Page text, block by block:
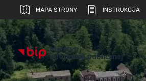
MAPA STRONY INSTRUKCJA
biuletyn
informacji publicznej